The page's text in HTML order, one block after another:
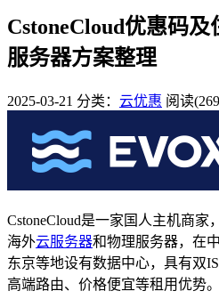
CstoneCloud优惠码
服务器方案整理
2025-03-21 分类： 云优惠 阅读
CstoneCloud是一家国人主机商家
海外云服务器和物理服务器，在
东京等地设有数据中心，具有双
高端路由、价格便宜等租用优势。